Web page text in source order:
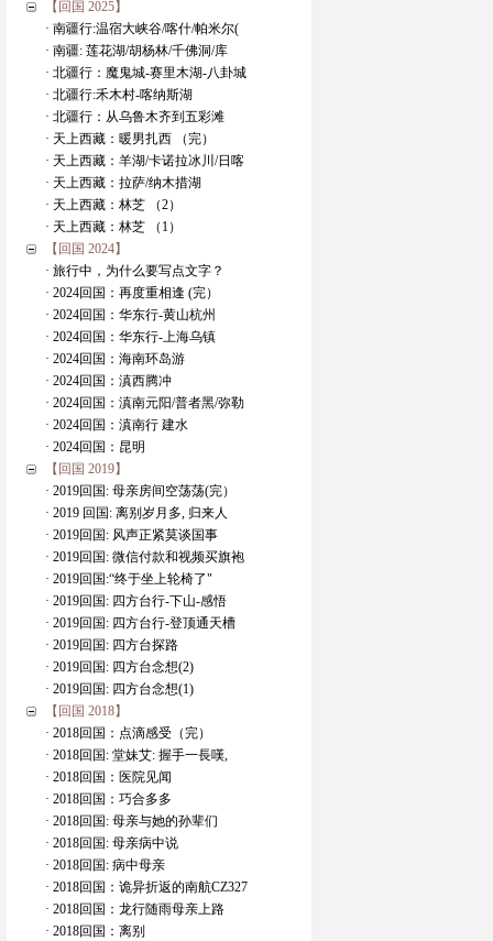
【回国 2025】
· 南疆行:温宿大峡谷/喀什/帕米尔(
· 南疆: 莲花湖/胡杨林/千佛洞/库
· 北疆行：魔鬼城-赛里木湖-八卦城
· 北疆行:禾木村-喀纳斯湖
· 北疆行：从乌鲁木齐到五彩滩
· 天上西藏：暖男扎西 （完）
· 天上西藏：羊湖/卡诺拉冰川/日喀
· 天上西藏：拉萨/纳木措湖
· 天上西藏：林芝 （2）
· 天上西藏：林芝 （1）
【回国 2024】
· 旅行中，为什么要写点文字？
· 2024回国：再度重相逢 (完）
· 2024回国：华东行-黄山杭州
· 2024回国：华东行-上海乌镇
· 2024回国：海南环岛游
· 2024回国：滇西腾冲
· 2024回国：滇南元阳/普者黑/弥勒
· 2024回国：滇南行 建水
· 2024回国：昆明
【回国 2019】
· 2019回国: 母亲房间空荡荡(完）
· 2019 回国: 离别岁月多, 归来人
· 2019回国: 风声正紧莫谈国事
· 2019回国: 微信付款和视频买旗袍
· 2019回国:“终于坐上轮椅了"
· 2019回国: 四方台行-下山-感悟
· 2019回国: 四方台行-登顶通天槽
· 2019回国: 四方台探路
· 2019回国: 四方台念想(2)
· 2019回国: 四方台念想(1)
【回国 2018】
· 2018回国：点滴感受（完）
· 2018回国: 堂妹艾: 握手一長嘆,
· 2018回国：医院见闻
· 2018回国：巧合多多
· 2018回国: 母亲与她的孙辈们
· 2018回国: 母亲病中说
· 2018回国: 病中母亲
· 2018回国：诡异折返的南航CZ327
· 2018回国：龙行随雨母亲上路
· 2018回国：离别